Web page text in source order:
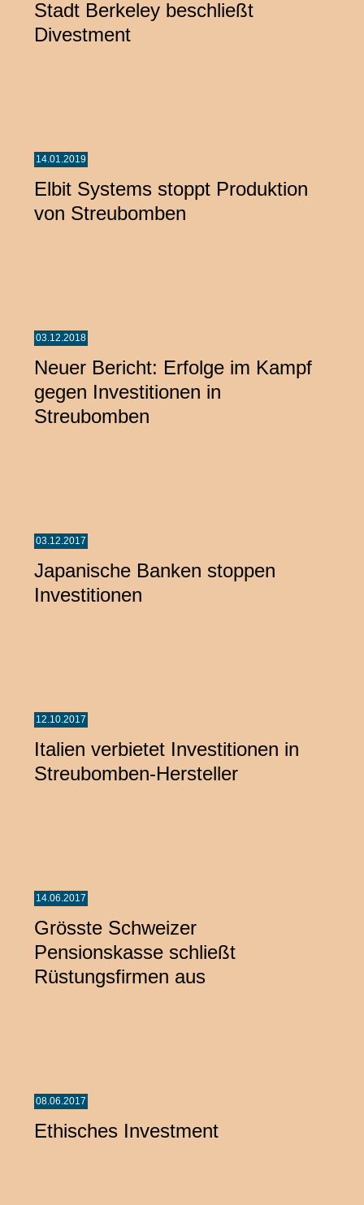
Stadt Berkeley beschließt
Divestment
14.01.2019
Elbit Systems stoppt Produktion
von Streubomben
03.12.2018
Neuer Bericht: Erfolge im Kampf
gegen Investitionen in
Streubomben
03.12.2017
Japanische Banken stoppen
Investitionen
12.10.2017
Italien verbietet Investitionen in
Streubomben-Hersteller
14.06.2017
Grösste Schweizer
Pensionskasse schließt
Rüstungsfirmen aus
08.06.2017
Ethisches Investment